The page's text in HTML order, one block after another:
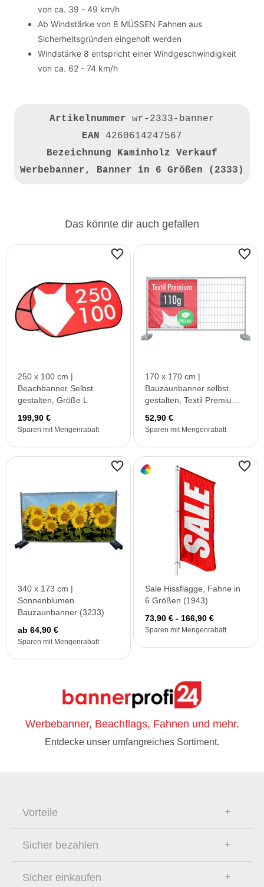
von ca. 39 - 49 km/h
Ab Windstärke von 8 MÜSSEN Fahnen aus
Sicherheitsgründen eingeholt werden
Windstärke 8 entspricht einer Windgeschwindigkeit
von ca. 62 - 74 km/h
Artikelnummer wr-2333-banner
EAN 4260614247567
Bezeichnung Kaminholz Verkauf
Werbebanner, Banner in 6 Größen (2333)
Das könnte dir auch gefallen
250 x 100 cm |
Beachbanner Selbst
gestalten, Größe L
199,90 €
Sparen mit Mengenrabatt
170 x 170 cm |
Bauzaunbanner selbst
gestalten, Textil Premium
52,90 €
Sparen mit Mengenrabatt
340 x 173 cm |
Sonnenblumen
Bauzaunbanner (3233)
ab 64,90 €
Sparen mit Mengenrabatt
Sale Hissflagge, Fahne in
6 Größen (1943)
73,90 € - 166,90 €
Sparen mit Mengenrabatt
Werbebanner, Beachflags, Fahnen und mehr.
Entdecke unser umfangreiches Sortiment.
Vorteile
Sicher bezahlen
Sicher einkaufen